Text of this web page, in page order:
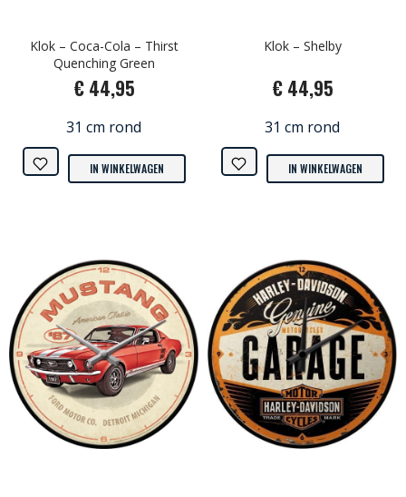
Klok – Coca-Cola – Thirst
Quenching Green
€ 44,95
31 cm rond
IN WINKELWAGEN
Klok – Shelby
€ 44,95
31 cm rond
IN WINKELWAGEN